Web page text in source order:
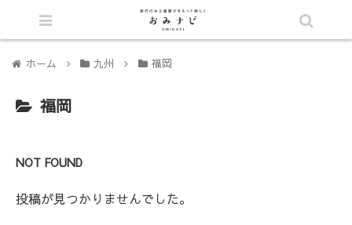
ホーム 九州 福岡
福岡
NOT FOUND
投稿が見つかりませんでした。
シェア